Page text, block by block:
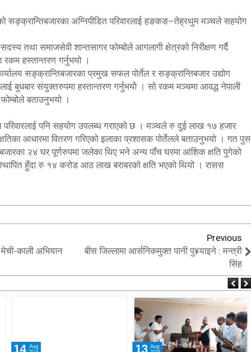
अग्निपीडित परिवारलाई हङकङ–तेह्रथुम मञ्चले सहयोग
तथा समाजसेवी शान्तसागर फोम्बोले आगलागी क्षेत्रको निरीक्षण गर्दै
हस्तान्तरण गर्नुभयो ।
सङ्क्रान्तिबजारका प्रमुख सफल पोर्तेल र सङ्क्रान्तिबजार उद्योग
बुधबार संयुक्तरुपमा हस्तान्तरण गर्नुभयोे । सो रकम मञ्चमा आवद्ध नेपाली
बताउनुभयो ।
पनि सहयोग उपलब्ध गराएको छ । मञ्चले रु दुई लाख १७ हजार
आधारमा वितरण गरिएको इलाका प्रशासक पोर्तेलले बताउनुभयो । गत पुस
२४ घर पूर्णरुपमा जलेका थिए भने अन्य पाँच घरमा आंशिक क्षति पुगेको
हुँदा रु १४ करोड आठ लाख बराबरको क्षति भएको थियो । रासस
काली अभियान
Previous
बीस जिल्लामा आर्सनिकमुक्त पानी पु¥याइने : मन्त्री
सिंह
13 Aug 12 Jul